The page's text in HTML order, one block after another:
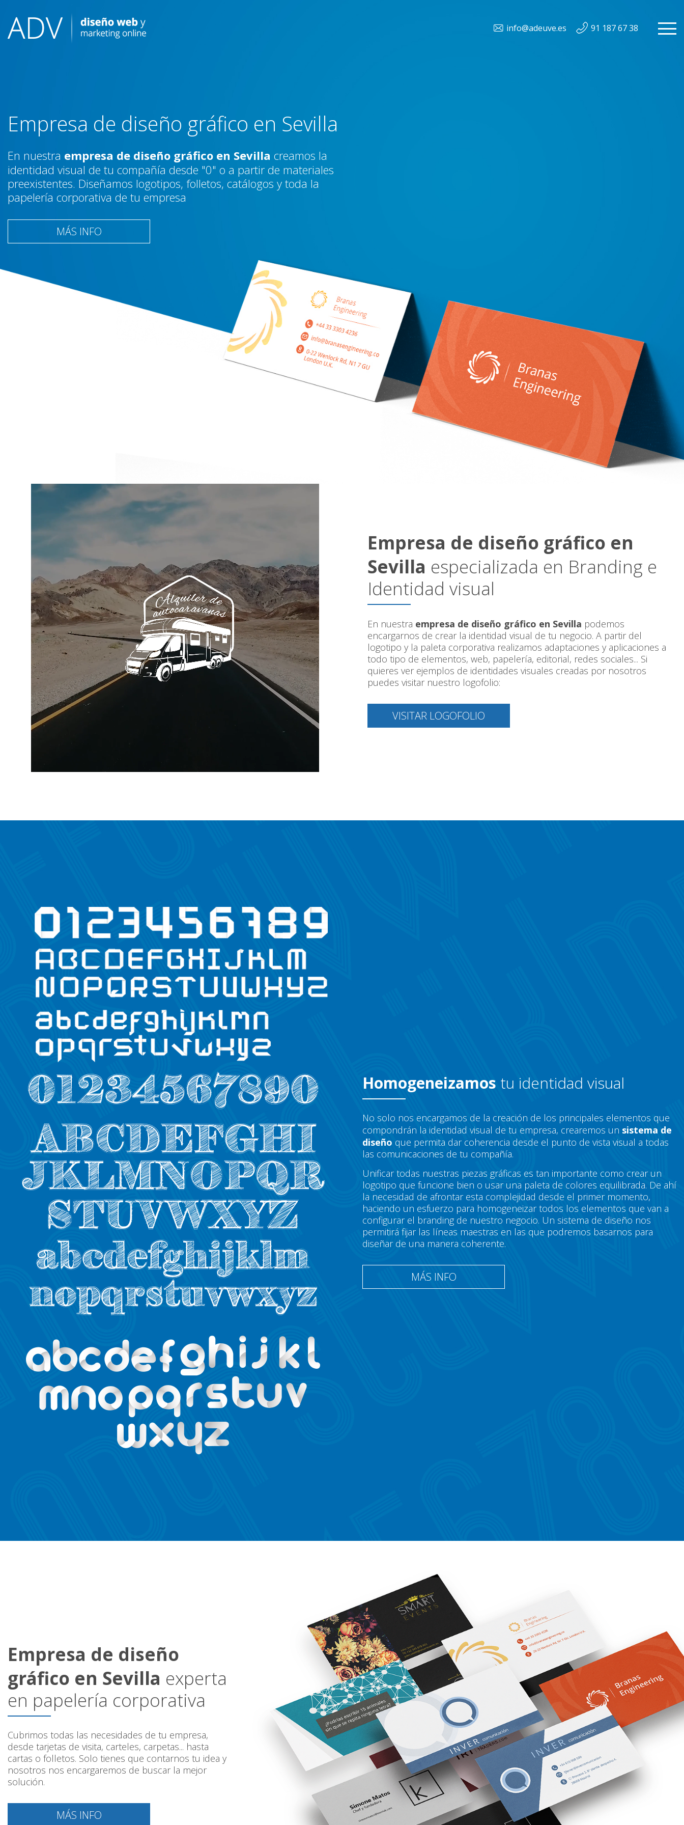
content
info@adeuve.es 91 187 67 38
Empresa de diseño gráfico en Sevilla
En nuestra empresa de diseño gráfico en Sevilla creamos la
identidad visual de tu compañía desde "0" o a partir de materiales
preexistentes. Diseñamos logotipos, folletos, catálogos y toda la
papelería corporativa de tu empresa
MÁS INFO
Empresa de diseño gráfico en
Sevilla especializada en Branding e
Identidad visual
En nuestra empresa de diseño gráfico en Sevilla podemos
encargarnos de crear la identidad visual de tu negocio. A partir del
logotipo y la paleta corporativa realizamos adaptaciones y aplicaciones a
todo tipo de elementos, web, papelería, editorial, redes sociales... Si
quieres ver ejemplos de identidades visuales creadas por nosotros
puedes visitar nuestro logofolio:
VISITAR LOGOFOLIO
Homogeneizamos tu identidad visual
No solo nos encargamos de la creación de los principales elementos que
compondrán la identidad visual de tu empresa, crearemos un sistema de
diseño que permita dar coherencia desde el punto de vista visual a todas
las comunicaciones de tu compañía.
Unificar todas nuestras piezas gráficas es tan importante como crear un
logotipo que funcione bien o usar una paleta de colores equilibrada. De ahí
la necesidad de afrontar esta complejidad desde el primer momento,
haciendo un esfuerzo para homogeneizar todos los elementos que van a
configurar el branding de nuestro negocio. Un sistema de diseño nos
permitirá fijar las líneas maestras en las que podremos basarnos para
diseñar de una manera coherente.
MÁS INFO
Empresa de diseño
gráfico en Sevilla experta
en papelería corporativa
Cubrimos todas las necesidades de tu empresa,
desde tarjetas de visita, carteles, carpetas... hasta
cartas o folletos. Solo tienes que contarnos tu idea y
nosotros nos encargaremos de buscar la mejor
solución.
MÁS INFO